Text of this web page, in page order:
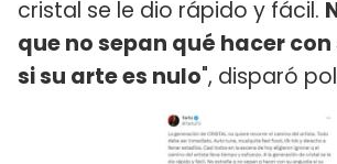
cristal se le dio rápido y fácil.
que no sepan qué hacer
si su arte es nulo", disparó